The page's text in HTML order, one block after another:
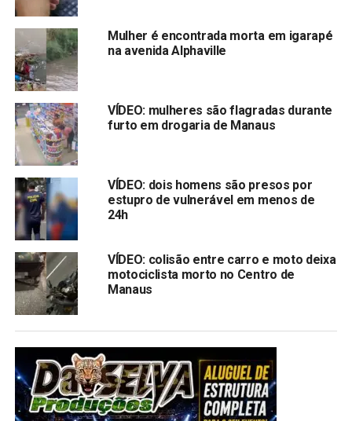
Mulher é encontrada morta em igarapé
na avenida Alphaville
VÍDEO: mulheres são flagradas durante
furto em drogaria de Manaus
VÍDEO: dois homens são presos por
estupro de vulnerável em menos de
24h
VÍDEO: colisão entre carro e moto deixa
motociclista morto no Centro de
Manaus